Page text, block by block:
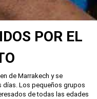
POR EL
de Marrakech y se
días. Los pequeños grupos
de todas las edades